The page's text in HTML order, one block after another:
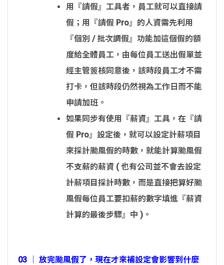
用『請假』工具者，員工就可以直接請
假；用『請假 Pro』的人資需先利用
『個別 / 批次調假』功能加這個假的額
度給全體員工，由每位員工送出假單並
經主管簽核同意後，該時段員工才不需
打卡，但該時段仍然視為工作日而不能
申請加班。
如果同步有使用『薪資』工具，在『請
假 Pro』設定後，就可以設定計薪項目
來採計颱風假的時數，就能計算颱風假
不支薪的薪資 ( 也有公司並不會去設定
計薪項目採計時數，而是直接把算好颱
風假每位員工要扣薪的數字填進『薪資
計算的最後步驟』中 )。
03 │ 放完颱風假了，現在才來補設定會影響到什麼